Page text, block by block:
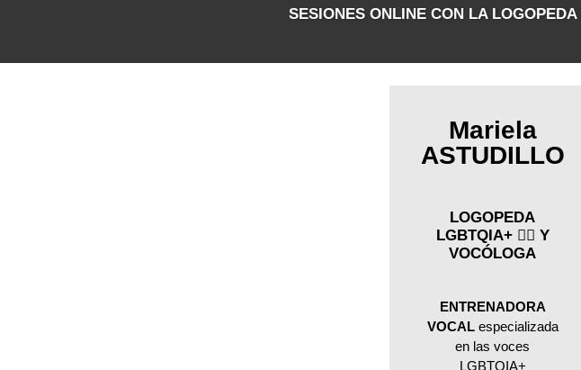
SESIONES ONLINE CON LA LOGOPEDA
Mariela
ASTUDILLO
LOGOPEDA
LGBTQIA+ 🏳️‍🌈 Y
VOCÓLOGA
ENTRENADORA
VOCALespecializada
en las voces
LGBTQIA+